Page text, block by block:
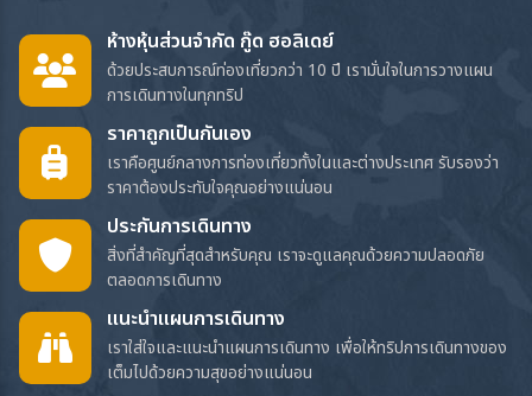
ห้างหุ้นส่วนจำกัด กู๊ด ฮอลิเดย์
ด้วยประสบการณ์ท่องเที่ยวกว่า 10 ปี เรามั่นใจในการวางแผน
การเดินทางในทุกทริป
ราคาถูกเป็นกันเอง
เราคือศูนย์กลางการท่องเที่ยวทั้งในและต่างประเทศ รับรองว่า
ราคาต้องประทับใจคุณอย่างแน่นอน
ประกันการเดินทาง
สิ่งที่สำคัญที่สุดสำหรับคุณ เราจะดูแลคุณด้วยความปลอดภัย
ตลอดการเดินทาง
แนะนำแผนการเดินทาง
เราใส่ใจและแนะนำแผนการเดินทาง เพื่อให้ทริปการเดินทางของ
เต็มไปด้วยความสุขอย่างแน่นอน